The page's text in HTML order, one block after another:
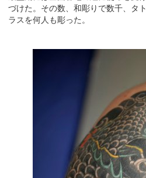
づけた。その数、和彫りで数千、タ
ラスを何人も彫った。